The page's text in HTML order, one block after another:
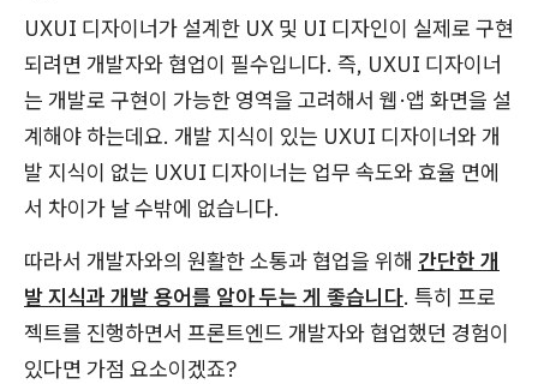
UXUI 디자이너가 설계한 UX 및 UI 디자인이 실제로 구현
되려면 개발자와 협업이 필수입니다. 즉, UXUI 디자이너
는 개발로 구현이 가능한 영역을 고려해서 웹·앱 화면을 설
계해야 하는데요. 개발 지식이 있는 UXUI 디자이너와 개
발 지식이 없는 UXUI 디자이너는 업무 속도와 효율 면에
서 차이가 날 수밖에 없습니다.
따라서 개발자와의 원활한 소통과 협업을 위해 간단한 개
발 지식과 개발 용어를 알아 두는 게 좋습니다. 특히 프로
젝트를 진행하면서 프론트엔드 개발자와 협업했던 경험이
있다면 가점 요소이겠죠?